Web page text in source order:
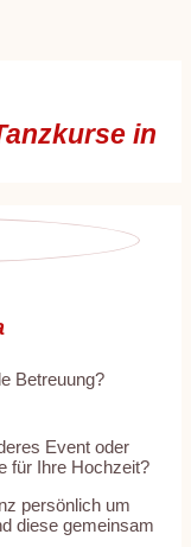
in
Betreuung?
Event oder
für Ihre Hochzeit?
persönlich um
diese gemeinsam